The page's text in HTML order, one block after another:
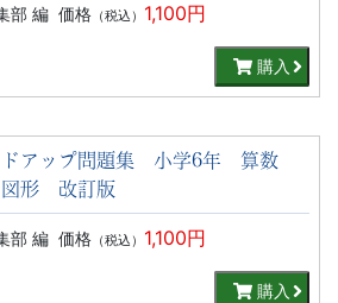
部 編 価格（税込） 1,100円
購入
ドアップ問題集 小学6年 算数
図形 改訂版
部 編 価格（税込） 1,100円
購入